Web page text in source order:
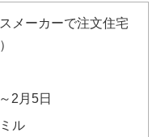
メーカーで注文住宅
2月5日
ル